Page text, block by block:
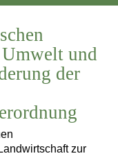
und
der
zur